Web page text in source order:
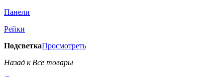
Панели
Рейки
ПодсветкаПросмотреть
Назад к Все товары